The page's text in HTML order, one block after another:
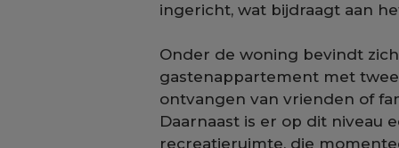
ingericht, wat bijdraagt aan
Onder de woning bevindt
gastenappartement met
ontvangen van vrienden of
Daarnaast is er op dit niveau
recreatieruimte, die